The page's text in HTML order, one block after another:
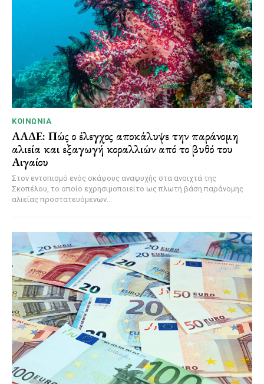
ΚΟΙΝΩΝΊΑ
ΑΑΔΕ: Πώς ο έλεγχος αποκάλυψε την παράνομη
αλιεία και εξαγωγή κοραλλιών από το βυθό του
Αιγαίου
Στον εντοπισμό ενός σκάφους αναψυχής στα ανοιχτά της
Σκοπέλου, το οποίο εχρησιμοποιείτο ως πλωτή βάση παράνομης
αλιείας προστατευόμενων...